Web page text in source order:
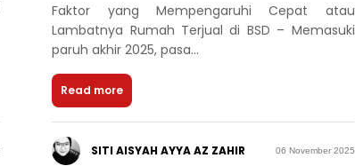
Faktor yang Mempengaruhi Cepat atau
Lambatnya Rumah Terjual di BSD – Memasuki
paruh akhir 2025, pasa...
Read more
SITI AISYAH AYYA AZ ZAHIR 06 November 2025